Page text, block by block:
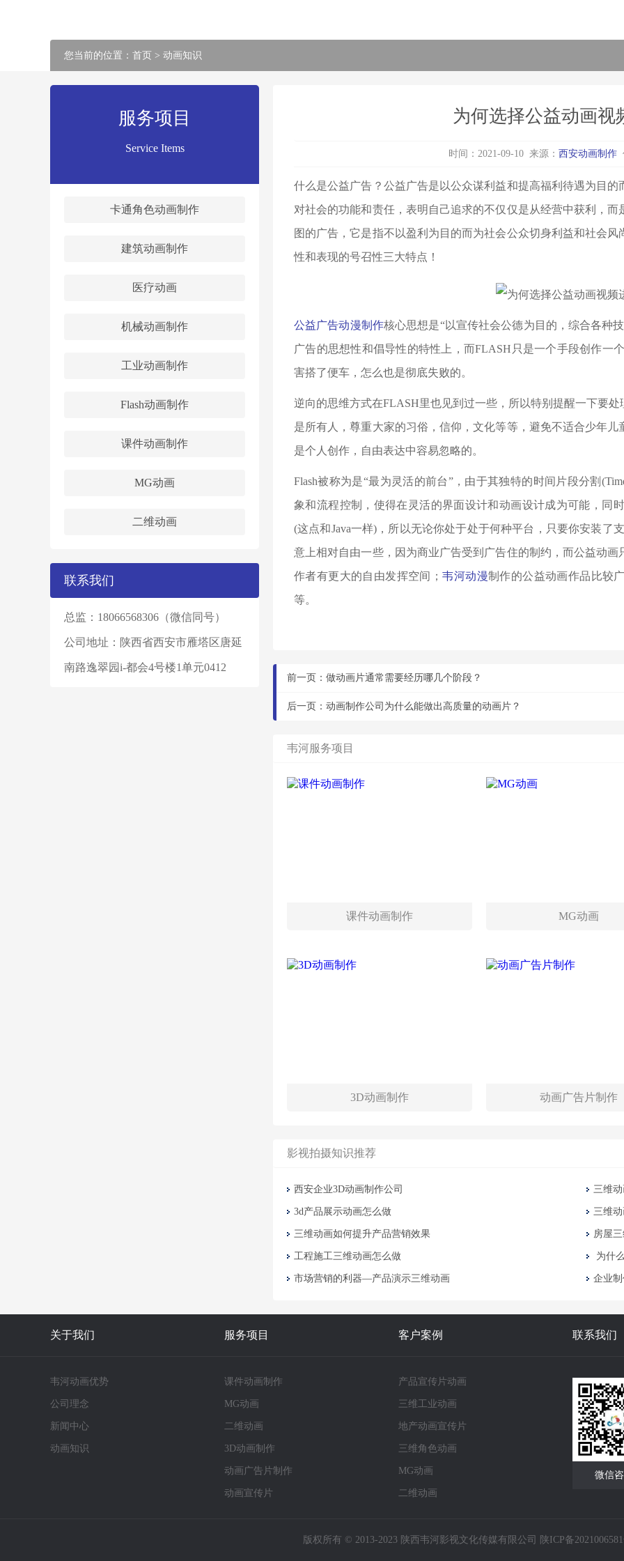
您当前的位置： 首页 > 动画知识
服务项目
Service Items
卡通角色动画制作
建筑动画制作
医疗动画
机械动画制作
工业动画制作
Flash动画制作
课件动画制作
MG动画
二维动画
联系我们
总监：18066568306（微信同号）
公司地址：陕西省西安市雁塔区唐延
南路逸翠园i-都会4号楼1单元0412
为何选择公益动画视
时间：2021-09-10 来源： 西安动画制作
什么是公益广告？公益广告是以公众谋利益和提高福利待遇为目
对社会的功能和责任，表明自己追求的不仅仅是从经营中获利，
图的广告，它是指不以盈利为目的而为社会公众切身利益和社会
性和表现的号召性三大特点！
公益广告动漫制作核心思想是“以宣传社会公德为目的，综合各种
广告的思想性和倡导性的特性上，而FLASH只是一个手段创作一
害搭了便车，怎么也是彻底失败的。
逆向的思维方式在FLASH里也见到过一些，所以特别提醒一下要
是所有人，尊重大家的习俗，信仰，文化等等，避免不适合少年
是个人创作，自由表达中容易忽略的。
Flash被称为是“最为灵活的前台”，由于其独特的时间片段分割
象和流程控制，使得在灵活的界面设计和动画设计成为可能，同
(这点和Java一样)，所以无论你处于处于何种平台，只要你安装了
意上相对自由一些，因为商业广告受到广告住的制约，而公益动
作者有更大的自由发挥空间； 韦河动漫制作的公益动画作品比较
等。
前一页： 做动画片通常需要经历哪几个阶段？
后一页： 动画制作公司为什么能做出高质量的动画片？
韦河服务项目
课件动画制作 MG动画
3D动画制作 动画广告片制作
影视拍摄知识推荐
西安企业3D动画制作公司
3d产品展示动画怎么做
三维动画如何提升产品营销效果
工程施工三维动画怎么做
市场营销的利器—产品演示三维动画
三维
三维
房屋
为什
企业
关于我们 服务项目 客户案例 联系我们
韦河动画优势
公司理念
新闻中心
动画知识
课件动画制作
MG动画
二维动画
3D动画制作
动画广告片制作
动画宣传片
产品宣传片动画
三维工业动画
地产动画宣传片
三维角色动画
MG动画
二维动画
微信
版权所有 © 2013-2023 陕西韦河影视文化传媒有限公司 陕ICP备